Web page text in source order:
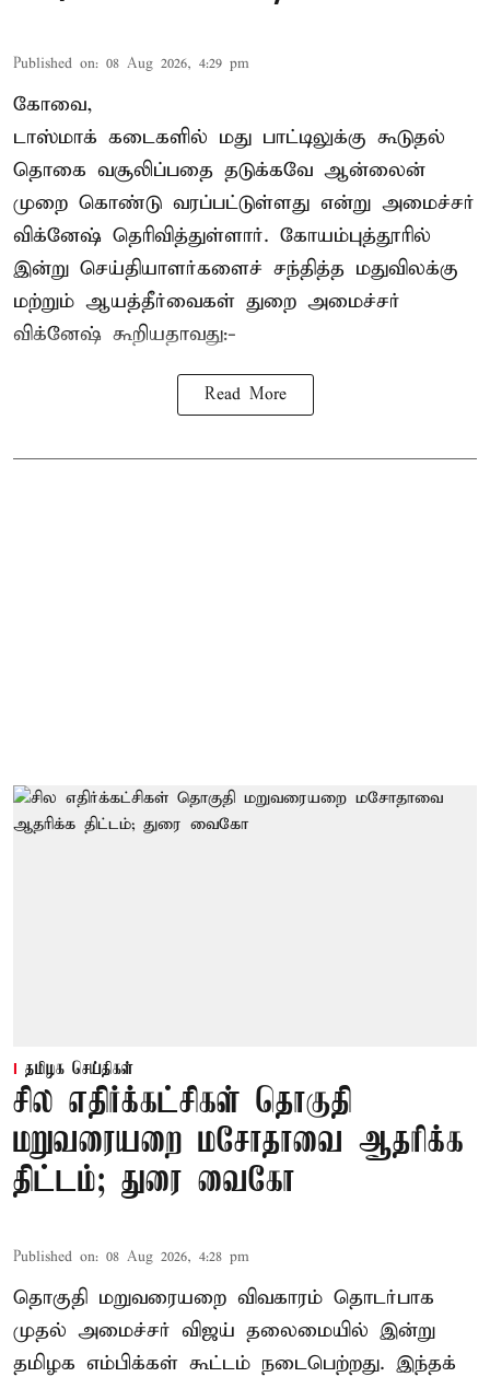
Published on: 08 Aug 2026, 4:29 pm
கோவை,
டாஸ்மாக் கடைகளில் மது பாட்டிலுக்கு கூடுதல்
தொகை வசூலிப்பதை தடுக்கவே ஆன்லைன்
முறை கொண்டு வரப்பட்டுள்ளது என்று அமைச்சர்
விக்னேஷ் தெரிவித்துள்ளார். கோயம்புத்தூரில்
இன்று செய்தியாளர்களைச் சந்தித்த மதுவிலக்கு
மற்றும் ஆயத்தீர்வைகள் துறை அமைச்சர்
விக்னேஷ் கூறியதாவது:-
Read More
தமிழக செய்திகள்
சில எதிர்க்கட்சிகள் தொகுதி
மறுவரையறை மசோதாவை ஆதரிக்க
திட்டம்; துரை வைகோ
Published on: 08 Aug 2026, 4:28 pm
தொகுதி மறுவரையறை விவகாரம் தொடர்பாக
முதல் அமைச்சர் விஜய் தலைமையில் இன்று
தமிழக எம்பிக்கள் கூட்டம் நடைபெற்றது. இந்தக்